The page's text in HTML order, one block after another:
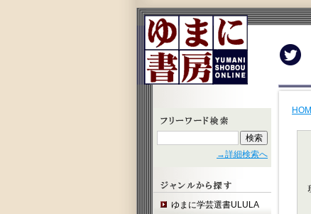
→詳細検索へ
ゆまに学芸選書ULULA